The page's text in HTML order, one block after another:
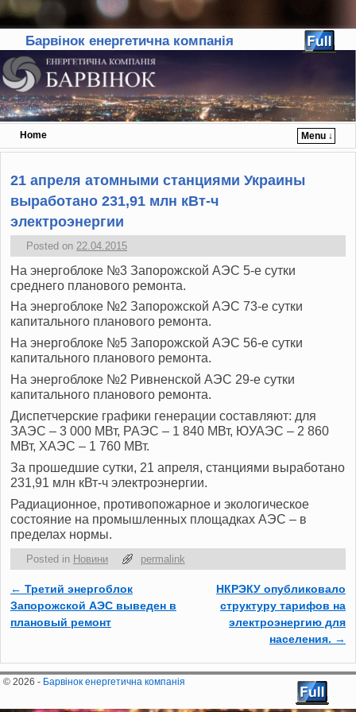
Барвінок енергетична компанія
Home
Menu ↓
Skip to primary content
Skip to secondary content
21 апреля атомными станциями Украины
выработано 231,91 млн кВт-ч
электроэнергии
Posted on 22.04.2015
На энергоблоке №3 Запорожской АЭС 5-е сутки
среднего планового ремонта.
На энергоблоке №2 Запорожской АЭС 73-е сутки
капитального планового ремонта.
На энергоблоке №5 Запорожской АЭС 56-е сутки
капитального планового ремонта.
На энергоблоке №2 Ривненской АЭС 29-е сутки
капитального планового ремонта.
Диспетчерские графики генерации составляют: для
ЗАЭС – 3 000 МВт, РАЭС ‒ 1 840 МВт, ЮУАЭС ‒ 2 860
МВт, ХАЭС – 1 760 МВт.
За прошедшие сутки, 21 апреля, станциями выработано
231,91 млн кВт-ч электроэнергии.
Радиационное, противопожарное и экологическое
состояние на промышленных площадках АЭС ‒ в
пределах нормы.
Posted in Новини permalink
Post navigation
← Третий энергоблок
Запорожской АЭС выведен в
плановый ремонт
НКРЭКУ опубликовало
структуру тарифов на
электроэнергию для
населения. →
© 2026 - Барвінок енергетична компанія